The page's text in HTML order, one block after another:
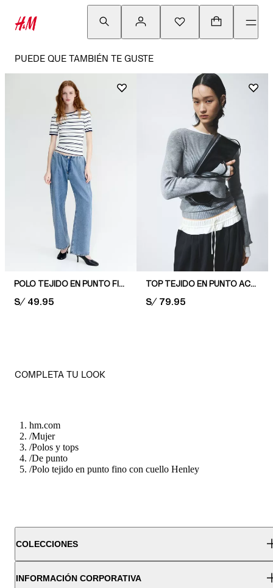
PUEDE QUE TAMBIÉN TE GUSTE
POLO TEJIDO EN PUNTO FINO
PRICE:
S/ 49.95
TOP TEJIDO EN PUNTO ACANALADO
PRICE:
S/ 79.95
COMPLETA TU LOOK
hm.com
/Mujer
/Polos y tops
/De punto
/Polo tejido en punto fino con cuello Henley
COLECCIONES
INFORMACIÓN CORPORATIVA